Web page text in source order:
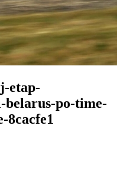
etap-
belarus-po-time-
8cacfe1